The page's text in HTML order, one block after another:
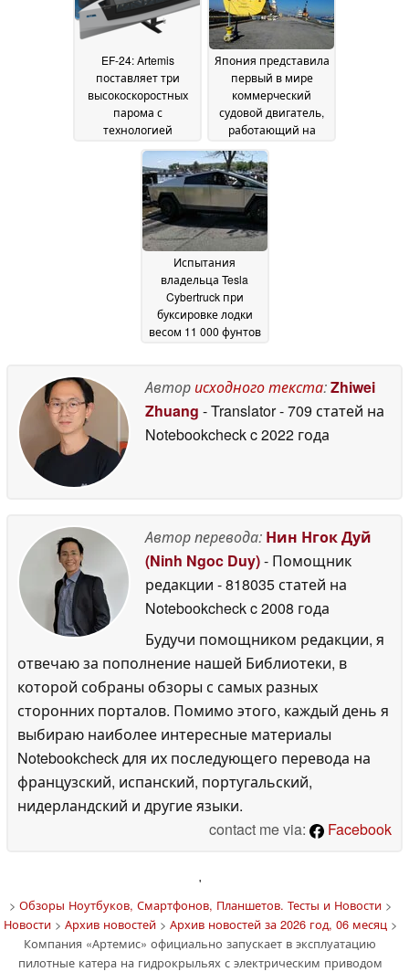
EF-24: Artemis
поставляет три
высокоскоростных
парома с
технологией
подводных крыльев
в Белфаст для
оснащения27 January
2026
Япония представила
первый в мире
коммерческий
судовой двигатель,
работающий на
аммиаке
2025
Испытания
владельца Tesla
Cybertruck при
буксировке лодки
весом 11 000 фунтов
непрактична эта
модель на больших
расстояниях26 June
2024
Авторисходного текста:Zhiwei
Zhuang - Translator- 709 статей на
Notebookcheckc 2022 года
Автор перевода: Нин Нгок Дуй
(Ninh Ngoc Duy)- Помощник
редакции - 818035 статей на
Notebookcheckc 2008 года
Будучи помощником редакции, я
отвечаю за пополнение нашей Библиотеки, в
которой собраны обзоры с самых разных
сторонних порталов. Помимо этого, каждый день я
выбираю наиболее интересные материалы
Notebookcheck для их последующего перевода на
французский, испанский, португальский,
нидерландский и другие языки.
contact me via:
Facebook
'
> Обзоры Ноутбуков, Смартфонов, Планшетов. Тесты и Новости>
Новости> Архив новостей> Архив новостей за 2026 год, 06 месяц>
Компания «Артемис» официально запускает в эксплуатацию
пилотные катера на гидрокрыльях с электрическим приводом